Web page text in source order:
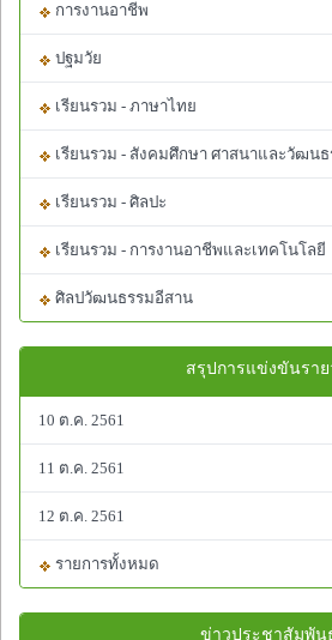
การงานอาชีพ
ปฐมวัย
เรียนรวม - ภาษาไทย
เรียนรวม - สังคมศึกษา ศาสนาและวัฒนธ
เรียนรวม - ศิลปะ
เรียนรวม - การงานอาชีพและเทคโนโลยี
ศิลปวัฒนธรรมอีสาน
สรุปการแข่งขันรา
10 ต.ค. 2561
11 ต.ค. 2561
12 ต.ค. 2561
รายการทั้งหมด
ข่าวประชาสัมพัน